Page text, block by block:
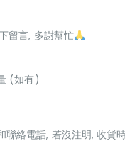
留言, 多謝幫忙
(如有)
絡電話, 若沒注明, 收貨